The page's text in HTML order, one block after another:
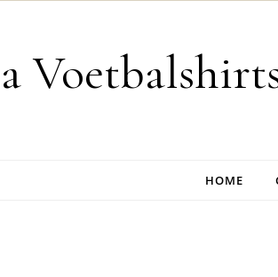
HOME